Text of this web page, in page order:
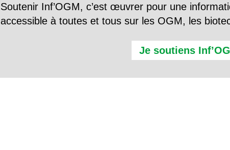
Soutenir Inf’OGM, c’est œuvrer pour une
accessible à toutes et tous sur les OGM, les
Je soutiens